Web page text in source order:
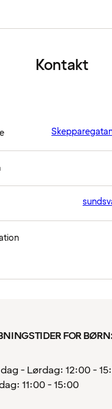
Kontakt
FOR
- Lørdag: 12:00 -
11:00 - 15:00